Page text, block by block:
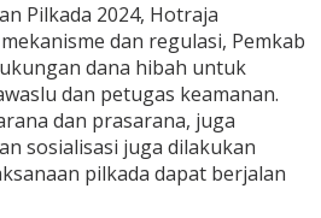
Pilkada 2024, Hotraja
dan regulasi, Pemkab
dana hibah untuk
dan petugas keamanan.
dan prasarana, juga
sosialisasi juga dilakukan
pilkada dapat berjalan